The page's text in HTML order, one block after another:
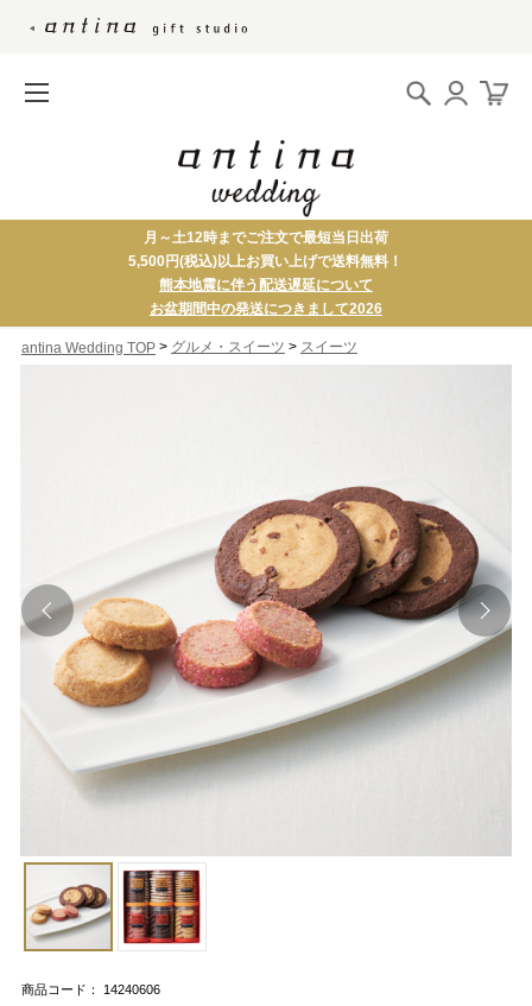
月～土12時までご注文で最短当日出荷
5,500円(税込)以上お買い上げで送料無料！
熊本地震に伴う配送遅延について
お盆期間中の発送につきまして2026
antina Wedding TOP> グルメ・スイーツ > スイーツ
商品コード： 14240606